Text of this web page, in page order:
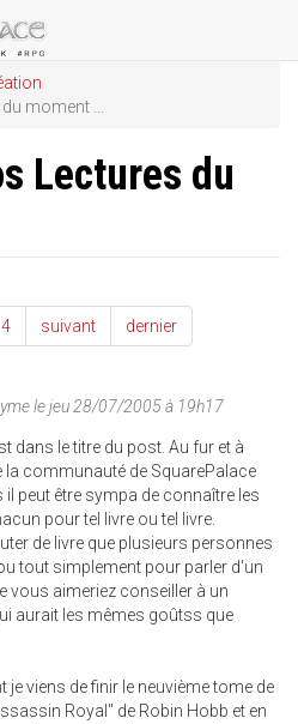
moment ...
Lectures du
4 suivant dernier
lejeu 28/07/2005 à 19h17
dans le titre du post. Au fur et à
la communauté de SquarePalace
peut être sympa de connaître les
pour tel livre ou tel livre.
de livre que plusieurs personnes
tout simplement pour parler d'un
vous aimeriez conseiller à un
aurait les mêmes goûtss que
je viens de finir le neuvième tome de
Royal" de Robin Hobb et en